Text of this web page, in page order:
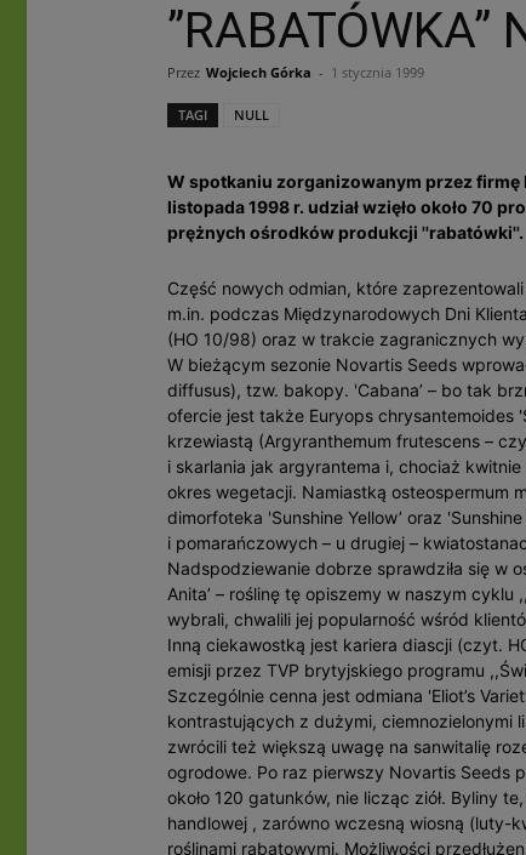
”RABATÓWKA”
Przez Wojciech Górka - 1 stycznia 1999
TAGI NULL
W spotkaniu zorganizowanym przez firmę
listopada 1998 r. udział wzięło około 70
prężnych ośrodków produkcji ''rabatówki''.
Część nowych odmian, które
m.in. podczas Międzynarodowych Dni
(HO 10/98) oraz w trakcie zagranicznych
W bieżącym sezonie Novartis Seeds
diffusus), tzw. bakopy. 'Cabana’ – bo tak
ofercie jest także Euryops chrysantemoides
krzewiastą (Argyranthemum frutescens –
i skarlania jak argyrantema i, chociaż
okres wegetacji. Namiastką osteospermum
dimorfoteka 'Sunshine Yellow’ oraz
i pomarańczowych – u drugiej –
Nadspodziewanie dobrze sprawdziła się w
Anita’ – roślinę tę opiszemy w naszym
wybrali, chwalili jej popularność wśród
Inną ciekawostką jest kariera diascji (czyt.
emisji przez TVP brytyjskiego programu
Szczególnie cenna jest odmiana 'Eliot’s
kontrastujących z dużymi, ciemnozielonymi
zwrócili też większą uwagę na sanwitalię
ogrodowe. Po raz pierwszy Novartis Seeds
około 120 gatunków, nie licząc ziół. Byliny
handlowej , zarówno wczesną wiosną (luty-
roślinami rabatowymi. Możliwości